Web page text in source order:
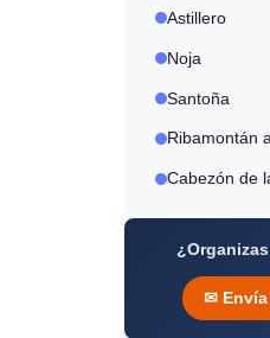
Astillero
Noja
Santoña
Ribamontán
Cabezón de
✉